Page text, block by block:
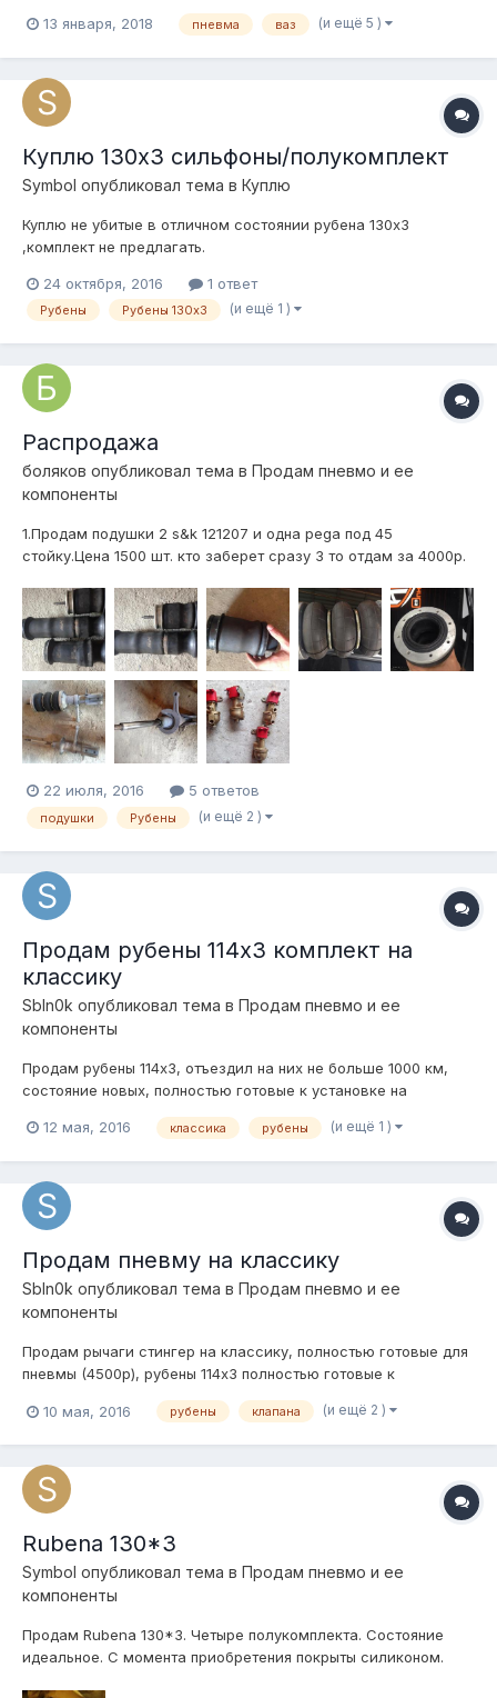
13 января, 2018 пневма ваз (и ещё 5 )
Куплю 130х3 сильфоны/полукомплект
Symbol опубликовал тема в Куплю
Куплю не убитые в отличном состоянии рубена 130х3
,комплект не предлагать.
24 октября, 2016 1 ответ
Рубены Рубены 130х3 (и ещё 1 )
Распродажа
боляков опубликовал тема в Продам пневмо и ее
компоненты
1.Продам подушки 2 s&k 121207 и одна pega под 45
стойку.Цена 1500 шт. кто заберет сразу 3 то отдам за 4000р.
рубены 130 на ваз пп на одной стойки надо менять шток цена
3000р 4. клапана atiker 4шт цена 2500 Или же обмен каких
ли...
22 июля, 2016 5 ответов
подушки Рубены (и ещё 2 )
Продам рубены 114х3 комплект на
классику
SbIn0k опубликовал тема в Продам пневмо и ее
компоненты
Продам рубены 114х3, отъездил на них не больше 1000 км,
состояние новых, полностью готовые к установке на
к установке, с вынесенным креплением аморта, сделаны для
12 мая, 2016 классика рубены (и ещё 1 )
Продам пневму на классику
SbIn0k опубликовал тема в Продам пневмо и ее
компоненты
Продам рычаги стингер на классику, полностью готовые для
пневмы (4500р), рубены 114х3 полностью готовые к
Клапана lovato 7шт+ к ним пульт( от стеклоподъемников блок
Барнаул, т.8962804171...
10 мая, 2016 рубены клапана (и ещё 2 )
Rubena 130*3
Symbol опубликовал тема в Продам пневмо и ее
компоненты
Продам Rubena 130*3. Четыре полукомплекта. Состояние
идеальное. С момента приобретения покрыты силиконом.